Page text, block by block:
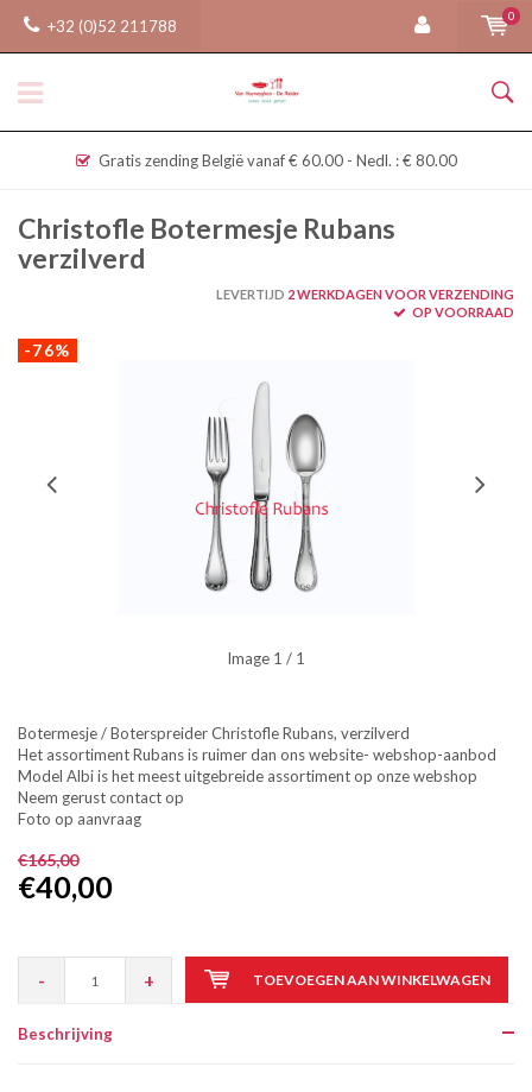
+32 (0)52 211788
0
Gratis zending België vanaf € 60.00 - Nedl. : € 80.00
Christofle Botermesje Rubans
verzilverd
LEVERTIJD 2 WERKDAGEN VOOR VERZENDING
OP VOORRAAD
-76%
Image 1 / 1
Botermesje / Boterspreider Christofle Rubans, verzilverd
Het assortiment Rubans is ruimer dan ons website- webshop-aanbod
Model Albi is het meest uitgebreide assortiment op onze webshop
Neem gerust contact op
Foto op aanvraag
€165,00
€40,00
- + TOEVOEGEN AAN WINKELWAGEN
Beschrijving